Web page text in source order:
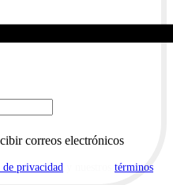
correos electrónicos
privacidad
términos